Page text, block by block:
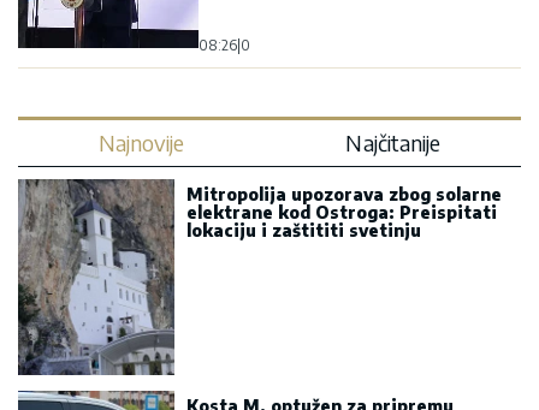
08:26 0
Najnovije Najčitanije
Mitropolija upozorava zbog solarne
elektrane kod Ostroga: Preispitati
lokaciju i zaštititi svetinju
Kosta M. optužen za pripremu